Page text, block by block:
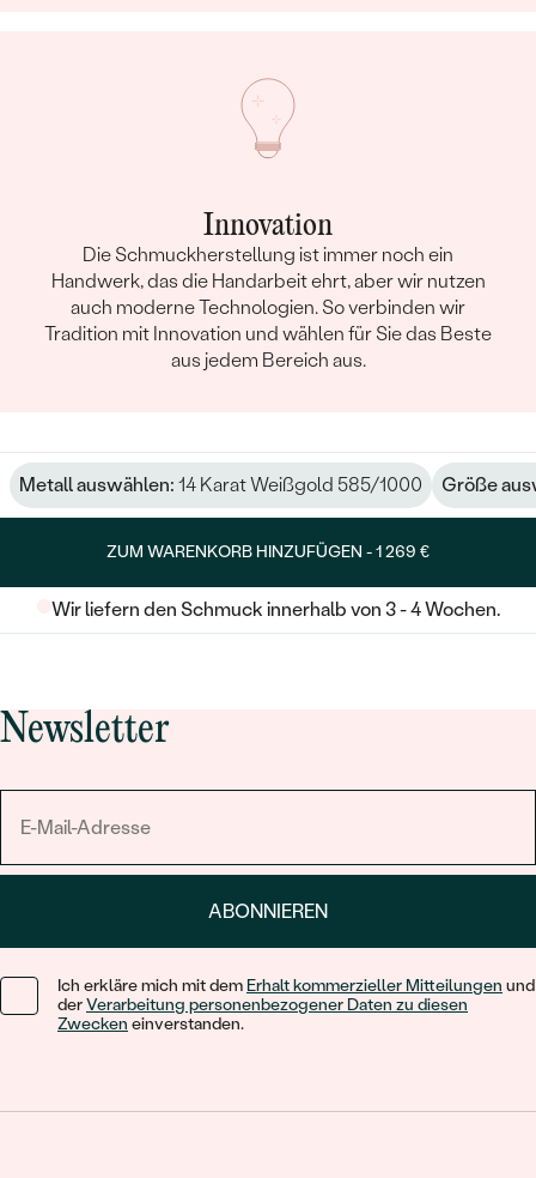
Innovation
Die Schmuckherstellung ist immer noch ein
Handwerk, das die Handarbeit ehrt, aber wir nutzen
auch moderne Technologien. So verbinden wir
Tradition mit Innovation und wählen für Sie das Beste
aus jedem Bereich aus.
Metall auswählen: 14 Karat Weißgold 585/1000 Größe
ZUM WARENKORB HINZUFÜGEN -1 269 €
Wir liefern den Schmuck innerhalb von 3 - 4 Wochen.
Newsletter
ABONNIEREN
Ich erkläre mich mit dem Erhalt kommerzieller Mitteilungen und
derVerarbeitung personenbezogener Daten zu diesen
Zwecken einverstanden.